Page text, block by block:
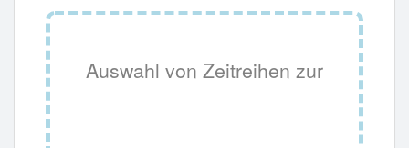
Auswahl von Zeitreihen zur